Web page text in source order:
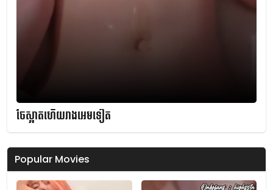
ចែស្អាតហើយរាងអេមទៀត
Popular Movies